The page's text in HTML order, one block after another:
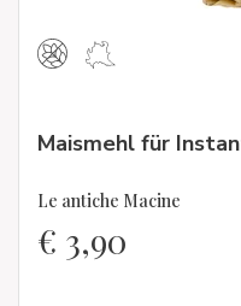
Maismehl für
Le antiche Macine
€ 3,90